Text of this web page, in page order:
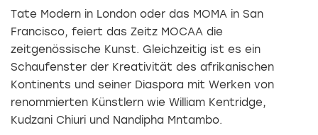
Tate Modern in London oder das MOMA in San
Francisco, feiert das Zeitz MOCAA die
zeitgenössische Kunst. Gleichzeitig ist es ein
Schaufenster der Kreativität des afrikanischen
Kontinents und seiner Diaspora mit Werken von
renommierten Künstlern wie William Kentridge,
Kudzani Chiuri und Nandipha Mntambo.